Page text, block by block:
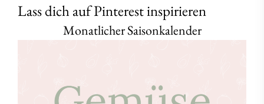
Lass dich auf Pinterest inspirieren
Monatlicher Saisonkalender